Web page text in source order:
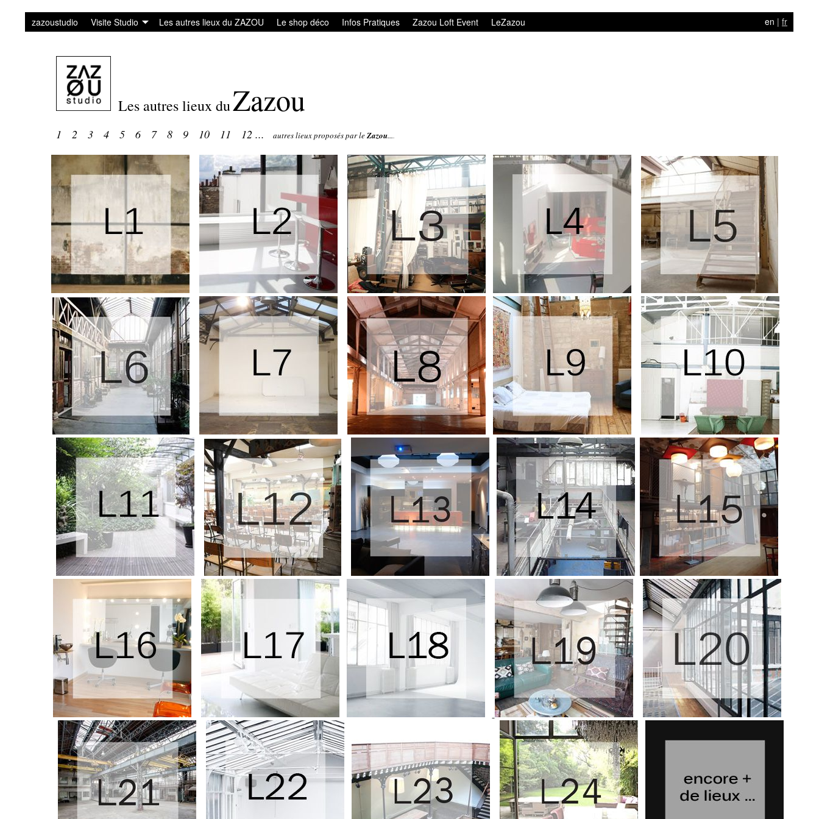
zazoustudio Visite Studio Les autres lieux du ZAZOU Le shop déco Infos Pratiques Zazou Loft Event LeZazou en | fr
Les autres lieux duZazou
1 2 3 4 5 6 7 8 9 10 11 12 ... autres lieux proposés par leZazou....